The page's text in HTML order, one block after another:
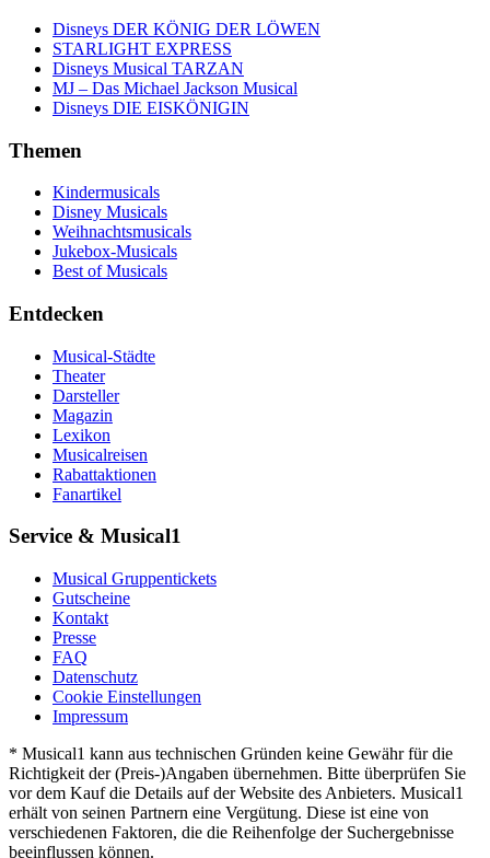
Disneys DER KÖNIG DER LÖWEN
STARLIGHT EXPRESS
Disneys Musical TARZAN
MJ – Das Michael Jackson Musical
Disneys DIE EISKÖNIGIN
Themen
Kindermusicals
Disney Musicals
Weihnachtsmusicals
Jukebox-Musicals
Best of Musicals
Entdecken
Musical-Städte
Theater
Darsteller
Magazin
Lexikon
Musicalreisen
Rabattaktionen
Fanartikel
Service & Musical1
Musical Gruppentickets
Gutscheine
Kontakt
Presse
FAQ
Datenschutz
Cookie Einstellungen
Impressum
* Musical1 kann aus technischen Gründen keine Gewähr für die
Richtigkeit der (Preis-)Angaben übernehmen. Bitte überprüfen Sie
vor dem Kauf die Details auf der Website des Anbieters. Musical1
erhält von seinen Partnern eine Vergütung. Diese ist eine von
verschiedenen Faktoren, die die Reihenfolge der Suchergebnisse
beeinflussen können.